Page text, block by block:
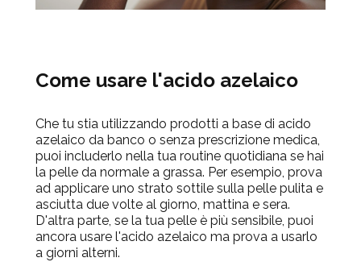
Come usare l'acido azelaico
Che tu stia utilizzando prodotti a base di acido
azelaico da banco o senza prescrizione medica,
puoi includerlo nella tua routine quotidiana se hai
la pelle da normale a grassa. Per esempio, prova
ad applicare uno strato sottile sulla pelle pulita e
asciutta due volte al giorno, mattina e sera.
D'altra parte, se la tua pelle è più sensibile, puoi
ancora usare l'acido azelaico ma prova a usarlo
a giorni alterni.